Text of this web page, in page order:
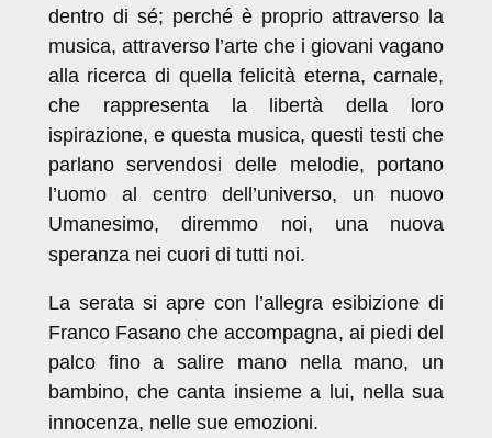
dentro di sé; perché è proprio attraverso la
musica, attraverso l’arte che i giovani vagano
alla ricerca di quella felicità eterna, carnale,
che rappresenta la libertà della loro
ispirazione, e questa musica, questi testi che
parlano servendosi delle melodie, portano
l’uomo al centro dell’universo, un nuovo
Umanesimo, diremmo noi, una nuova
speranza nei cuori di tutti noi.
La serata si apre con l’allegra esibizione di
Franco Fasano che accompagna, ai piedi del
palco fino a salire mano nella mano, un
bambino, che canta insieme a lui, nella sua
innocenza, nelle sue emozioni.